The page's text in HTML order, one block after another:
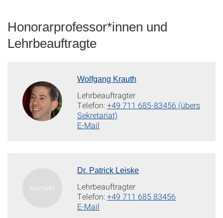
Honorarprofessor*innen und
Lehrbeauftragte
Wolfgang Krauth
Lehrbeauftragter
Telefon:+49 711 685-83456 (übers
Sekretariat)
E-Mail
Dr. Patrick Leiske
Lehrbeauftragter
Telefon:+49 711 685 83456
E-Mail